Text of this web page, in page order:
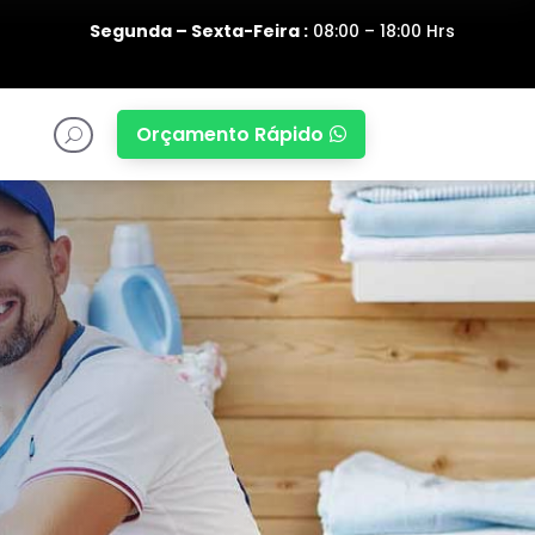
Segunda – Sexta-Feira :08:00 – 18:00 Hrs
U Orçamento Rápido 